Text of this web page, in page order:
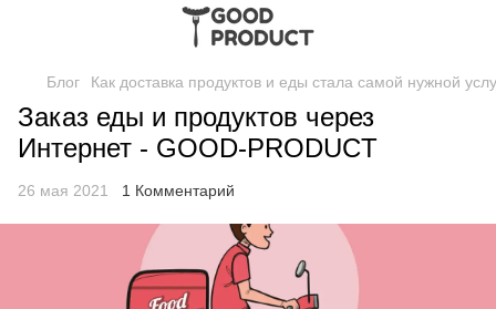
Блог Как доставка продуктов и еды стала самой нужной
Заказ еды и продуктов через
Интернет - GOOD-PRODUCT
26 мая 2021 1 Комментарий